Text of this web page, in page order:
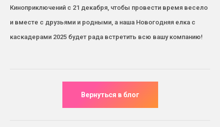
Киноприключений с 21 декабря, чтобы провести время весело
и вместе с друзьями и родными, а наша Новогодняя елка с
каскадерами 2025 будет рада встретить всю вашу компанию!